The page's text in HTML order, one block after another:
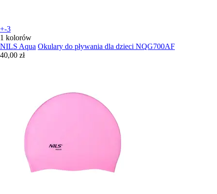
+-3
1 kolorów
NILS Aqua Okulary do pływania dla dzieci NQG700AF
40,00 zł